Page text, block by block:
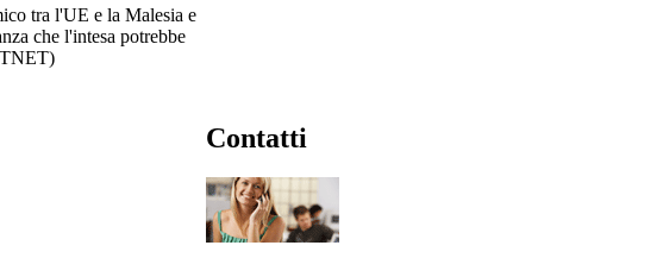
tra l'UE e la Malesia e
che l'intesa potrebbe
Contatti